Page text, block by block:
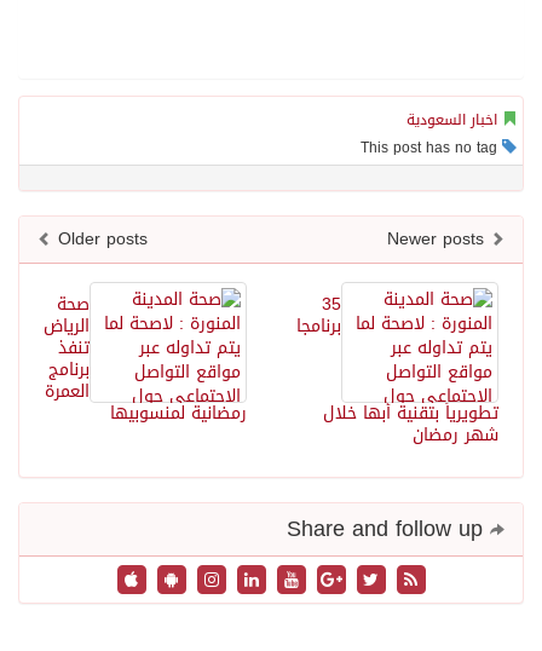
اخبار السعودية
Older posts
صحة
الرياض
تنفذ
برنامج
العمرة
رمضانية لمنسوبيها
35
برنامجا
تطويرياً بتقنية أبها خلال
شهر رمضان